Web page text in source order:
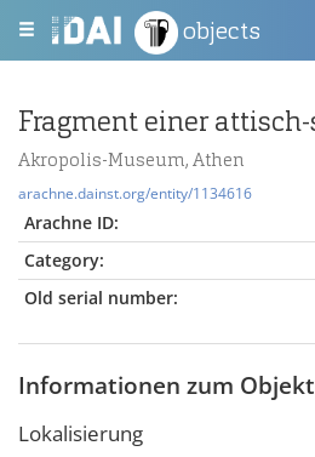
objects
Akropolis-Museum, Athen
arachne.dainst.org/entity/1134616
Arachne ID:
Category:
Old serial number:
Informationen zum Objekt
Lokalisierung